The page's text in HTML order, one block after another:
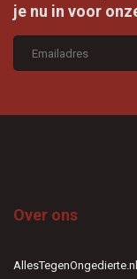
je nu in voor
Over ons